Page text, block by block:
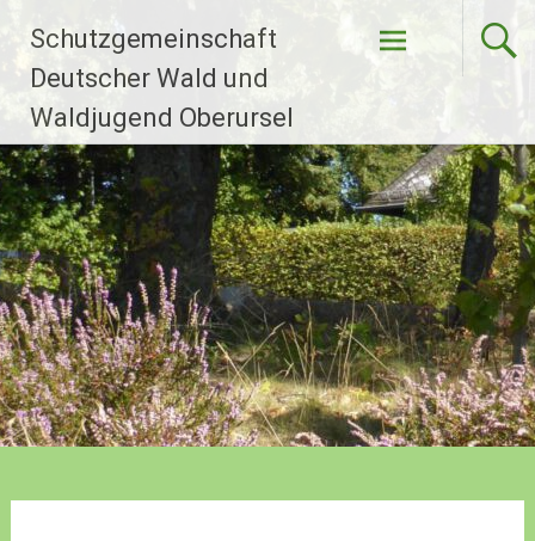
Inhalt
springen
Schutzgemeinschaft
Deutscher Wald und
Waldjugend Oberursel